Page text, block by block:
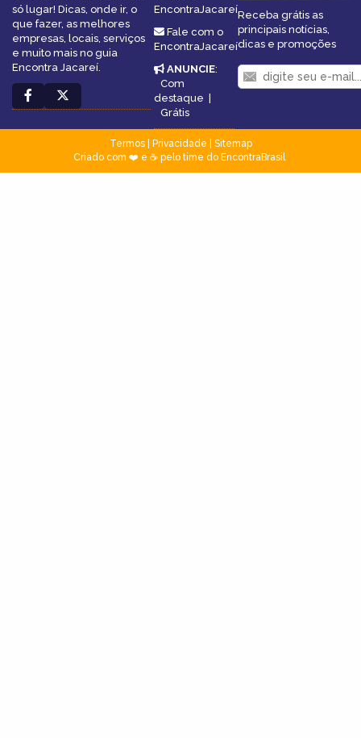
só lugar! Dicas, onde ir, o
que fazer, as melhores
empresas, locais, serviços
e muito mais no guia
Encontra Jacareí.
EncontraJacareí
Fale com o
EncontraJacareí
ANUNCIE:
Com
destaque |
Grátis
Receba grátis as
principais notícias,
dicas e promoções
Termos| Privacidade
Sitemap
Criado com ❤️ e ☕ pelo time do EncontraBrasil